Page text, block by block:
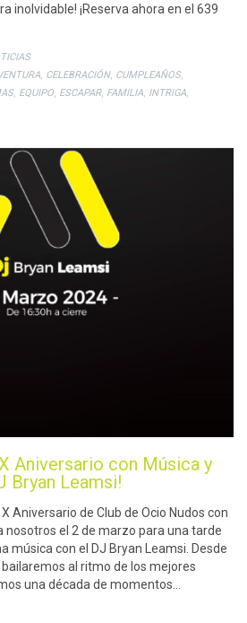
inolvidable! ¡Reserva ahora en el 639
, CELEBRACIÓN, CUMPLEAÑOS,
, EQUIPO, ESCAPAR, FAMILIA, INTRIGA,
Aniversario con Música y
Bryan Leamsi!
Aniversario de Club de Ocio Nudos con
nosotros el 2 de marzo para una tarde
música con el DJ Bryan Leamsi. Desde
bailaremos al ritmo de los mejores
una década de momentos…